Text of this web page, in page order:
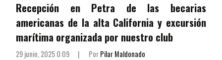
Recepción en Petra de las becarias
americanas de la alta California y excursión
marítima organizada por nuestro club
29 junio, 2025 0:09 | PorPilar Maldonado